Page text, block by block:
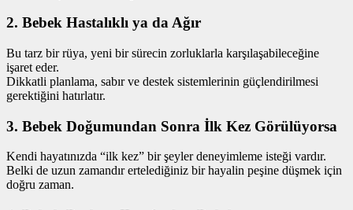
2. Bebek Hastalıklı ya da Ağır
Bu tarz bir rüya, yeni bir sürecin zorluklarla karşılaşabileceğine
işaret eder.
Dikkatli planlama, sabır ve destek sistemlerinin güçlendirilmesi
gerektiğini hatırlatır.
3. Bebek Doğumundan Sonra İlk Kez Görülüyorsa
Kendi hayatınızda “ilk kez” bir şeyler deneyimleme isteği vardır.
Belki de uzun zamandır ertelediğiniz bir hayalin peşine düşmek için
doğru zaman.